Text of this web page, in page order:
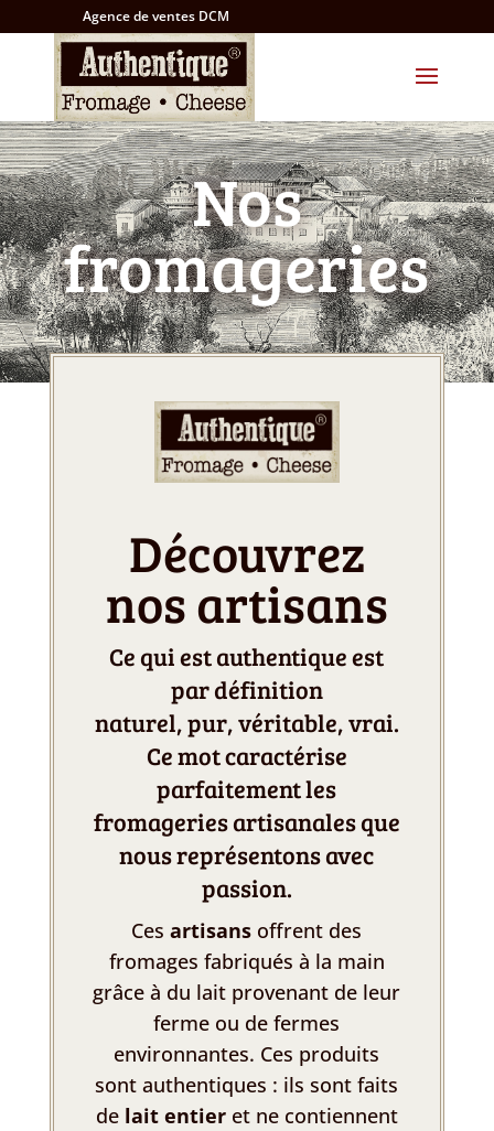
Agence de ventes DCM
Nos
fromageries
Découvrez
nos artisans
Ce qui est authentique est
par définition
naturel, pur, véritable, vrai.
Ce mot caractérise
parfaitement les
fromageries artisanales que
nous représentons avec
passion.
Cesartisans offrent des
fromages fabriqués à la main
grâce à du lait provenant de leur
ferme ou de fermes
environnantes. Ces produits
sont authentiques : ils sont faits
de lait entieret ne contiennent